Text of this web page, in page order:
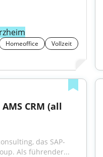
Homeoffice Vollzeit
CRM (all
das SAP-
Als führender...